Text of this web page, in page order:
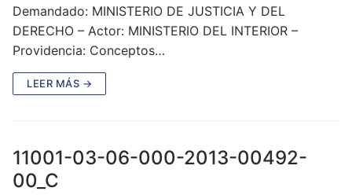
Demandado: MINISTERIO DE JUSTICIA Y DEL
DERECHO – Actor: MINISTERIO DEL INTERIOR –
Providencia: Conceptos…
LEER MÁS →
11001-03-06-000-2013-00492-
00_C